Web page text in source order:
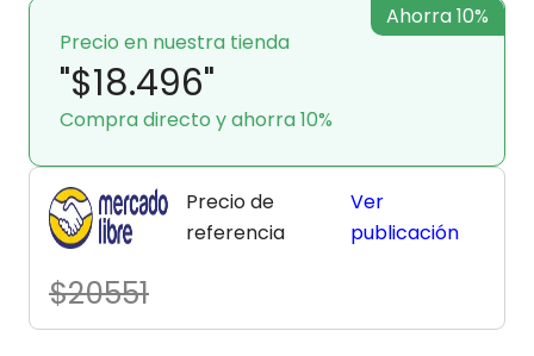
Precio en nuestra tienda
"$18.496"
Compra directo y ahorra 10%
Ahorra 10%
Precio de
referencia
$20551
Ver
publicación